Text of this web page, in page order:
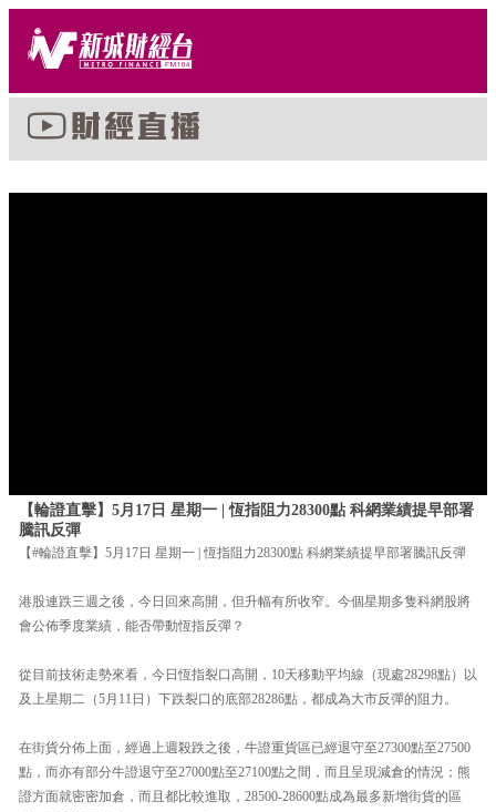
【輪證直擊】5月17日 星期一 | 恆指阻力28300點 科網業績提早部署
騰訊反彈
【#輪證直擊】5月17日 星期一 | 恆指阻力28300點 科網業績提早部署騰訊反彈
港股連跌三週之後，今日回來高開，但升幅有所收窄。今個星期多隻科網股將
會公佈季度業績，能否帶動恆指反彈？
從目前技術走勢來看，今日恆指裂口高開，10天移動平均線（現處28298點）以
及上星期二（5月11日）下跌裂口的底部28286點，都成為大市反彈的阻力。
在街貨分佈上面，經過上週殺跌之後，牛證重貨區已經退守至27300點至27500
點，而亦有部分牛證退守至27000點至27100點之間，而且呈現減倉的情況；熊
證方面就密密加倉，而且都比較進取，28500-28600點成為最多新增街貨的區